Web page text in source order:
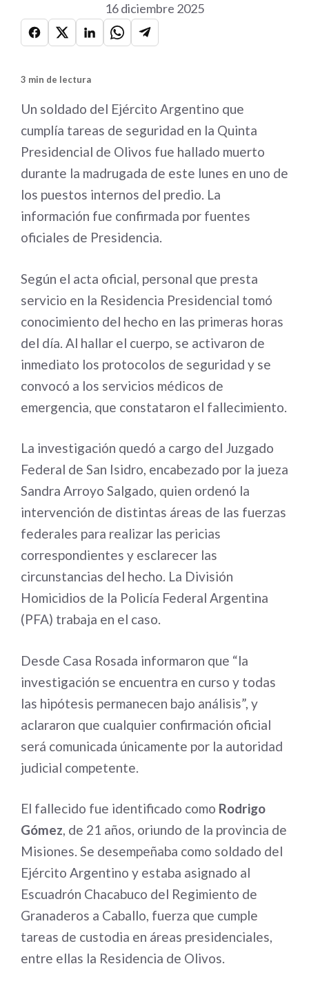
16 diciembre 2025
3 min de lectura
Un soldado del Ejército Argentino que
cumplía tareas de seguridad en la Quinta
Presidencial de Olivos fue hallado muerto
durante la madrugada de este lunes en uno de
los puestos internos del predio. La
información fue confirmada por fuentes
oficiales de Presidencia.
Según el acta oficial, personal que presta
servicio en la Residencia Presidencial tomó
conocimiento del hecho en las primeras horas
del día. Al hallar el cuerpo, se activaron de
inmediato los protocolos de seguridad y se
convocó a los servicios médicos de
emergencia, que constataron el fallecimiento.
La investigación quedó a cargo del Juzgado
Federal de San Isidro, encabezado por la jueza
Sandra Arroyo Salgado, quien ordenó la
intervención de distintas áreas de las fuerzas
federales para realizar las pericias
correspondientes y esclarecer las
circunstancias del hecho. La División
Homicidios de la Policía Federal Argentina
(PFA) trabaja en el caso.
Desde Casa Rosada informaron que “la
investigación se encuentra en curso y todas
las hipótesis permanecen bajo análisis”, y
aclararon que cualquier confirmación oficial
será comunicada únicamente por la autoridad
judicial competente.
El fallecido fue identificado como Rodrigo
Gómez, de 21 años, oriundo de la provincia de
Misiones. Se desempeñaba como soldado del
Ejército Argentino y estaba asignado al
Escuadrón Chacabuco del Regimiento de
Granaderos a Caballo, fuerza que cumple
tareas de custodia en áreas presidenciales,
entre ellas la Residencia de Olivos.